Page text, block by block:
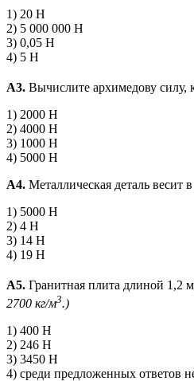
1) 20 Н
2) 5 000 000 Н
3) 0,05 Н
4) 5 Н
А3. Вычислите архимедову силу,
1) 2000 Н
2) 4000 Н
3) 1000 Н
4) 5000 Н
А4. Металлическая деталь
1) 5000 Н
2) 4 Н
3) 14 Н
4) 19 Н
А5. Гранитная плита длиной 1,2
2700 кг/м3.)
1) 400 Н
2) 246 Н
3) 3450 Н
4) среди предложенных ответов